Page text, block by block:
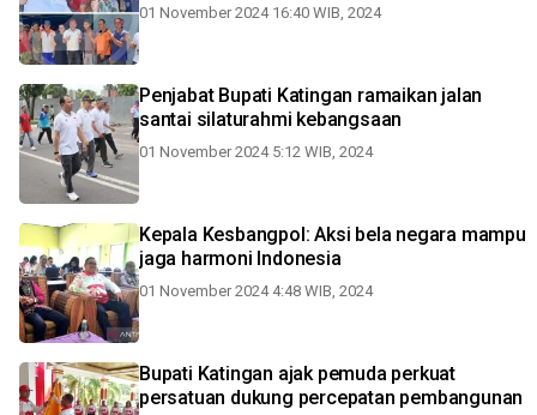
01 November 2024 16:40 WIB, 2024
Penjabat Bupati Katingan ramaikan jalan
santai silaturahmi kebangsaan
01 November 2024 5:12 WIB, 2024
Kepala Kesbangpol: Aksi bela negara mampu
jaga harmoni Indonesia
01 November 2024 4:48 WIB, 2024
Bupati Katingan ajak pemuda perkuat
persatuan dukung percepatan pembangunan